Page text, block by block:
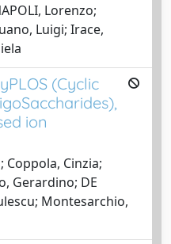
Lorenzo;
Luigi; Irace,
(Cyclic
ion
Coppola, Cinzia;
Gerardino; DE
Montesarchio,